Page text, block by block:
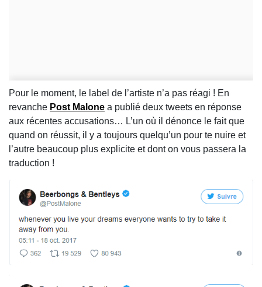
Pour le moment, le label de l’artiste n’a pas réagi ! En
revanche Post Malone a publié deux tweets en réponse
aux récentes accusations… L’un où il dénonce le fait que
quand on réussit, il y a toujours quelqu’un pour te nuire et
l’autre beaucoup plus explicite et dont on vous passera la
traduction !